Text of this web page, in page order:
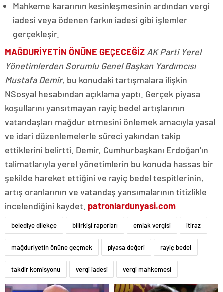
Mahkeme kararının kesinleşmesinin ardından vergi
iadesi veya ödenen farkın iadesi gibi işlemler
gerçekleşir.
MAĞDURİYETİN ÖNÜNE GEÇECEĞİZ AK Parti Yerel
Yönetimlerden Sorumlu Genel Başkan Yardımcısı
Mustafa Demir, bu konudaki tartışmalara ilişkin
NSosyal hesabından açıklama yaptı. Gerçek piyasa
koşullarını yansıtmayan rayiç bedel artışlarının
vatandaşları mağdur etmesini önlemek amacıyla yasal
ve idari düzenlemelerle süreci yakından takip
ettiklerini belirtti. Demir, Cumhurbaşkanı Erdoğan’ın
talimatlarıyla yerel yönetimlerin bu konuda hassas bir
şekilde hareket ettiğini ve rayiç bedel tespitlerinin,
artış oranlarının ve vatandaş yansımalarının titizlikle
incelendiğini kaydet. patronlardunyasi.com
belediye dilekçe bilirkişi raporları emlak vergisi itiraz
mağduriyetin önüne geçmek piyasa değeri rayiç bedel
takdir komisyonu vergi iadesi vergi mahkemesi